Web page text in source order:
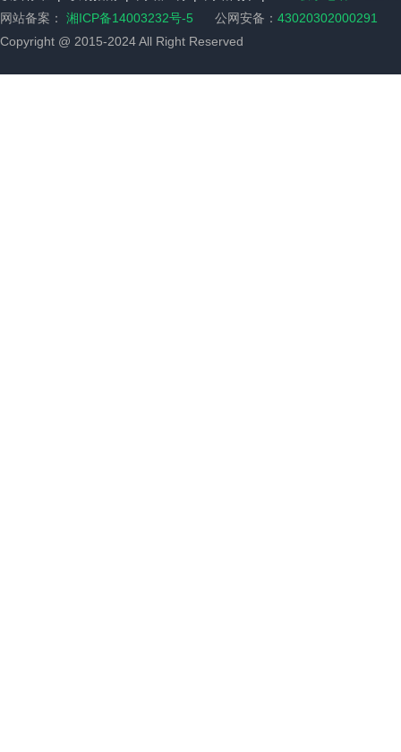
网站备案： 湘ICP备14003232号-5 公网安备： 43020302000291
Copyright @ 2015-2024 All Right Reserved